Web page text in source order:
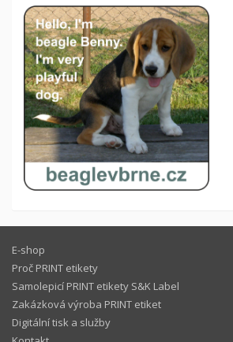
E-shop
Proč PRINT etikety
Samolepicí PRINT etikety S&K Label
Zakázková výroba PRINT etiket
Digitální tisk a služby